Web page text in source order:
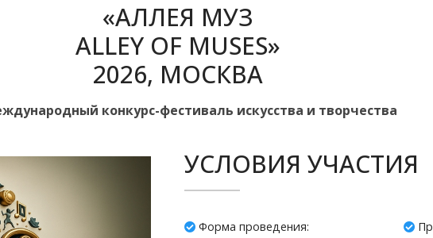
«АЛЛЕЯ МУЗ
ALLEY OF MUSES»
2026, МОСКВА
конкурс-фестиваль искусства и творчества
УСЛОВИЯ УЧАСТИЯ
Форма проведения: